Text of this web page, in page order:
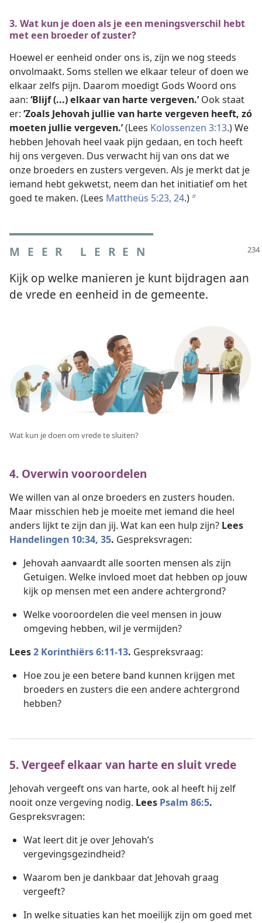
3. Wat kun je doen als je een meningsverschil hebt
met een broeder of zuster?
Hoewel er eenheid onder ons is, zijn we nog steeds
onvolmaakt. Soms stellen we elkaar teleur of doen we
elkaar zelfs pijn. Daarom moedigt Gods Woord ons
aan: ‘Blijf (...) elkaar van harte vergeven.’Ook staat
er: ‘Zoals Jehovah jullie van harte vergeven heeft, zó
moeten jullie vergeven.’(Lees Kolossenzen 3:13.) We
hebben Jehovah heel vaak pijn gedaan, en toch heeft
hij ons vergeven. Dus verwacht hij van ons dat we
onze broeders en zusters vergeven. Als je merkt dat je
iemand hebt gekwetst, neem dan het initiatief om het
goed te maken. (Lees Mattheüs 5:23, 24.)b
MEER LEREN
Kijk op welke manieren je kunt bijdragen aan
de vrede en eenheid in de gemeente.
Wat kun je doen om vrede te sluiten?
4. Overwin vooroordelen
We willen van al onze broeders en zusters houden.
Maar misschien heb je moeite met iemand die heel
anders lijkt te zijn dan jij. Wat kan een hulp zijn? Lees
Handelingen 10:34, 35. Gespreksvragen:
Jehovah aanvaardt alle soorten mensen als zijn
Getuigen. Welke invloed moet dat hebben op jouw
kijk op mensen met een andere achtergrond?
Welke vooroordelen die veel mensen in jouw
omgeving hebben, wil je vermijden?
Lees2 Korinthiërs 6:11-13. Gespreksvraag:
Hoe zou je een betere band kunnen krijgen met
broeders en zusters die een andere achtergrond
hebben?
5. Vergeef elkaar van harte en sluit vrede
Jehovah vergeeft ons van harte, ook al heeft hij zelf
nooit onze vergeving nodig. Lees Psalm 86:5.
Gespreksvragen:
Wat leert dit je over Jehovah’s
vergevingsgezindheid?
Waarom ben je dankbaar dat Jehovah graag
vergeeft?
In welke situaties kan het moeilijk zijn om goed met